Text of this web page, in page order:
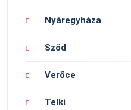
Nyáregyháza
Sződ
Verőce
Telki